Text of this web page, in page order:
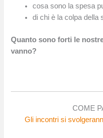
cosa sono la spesa
di chi è la colpa della
Quanto sono forti le
vanno?
COME
Gli incontri si